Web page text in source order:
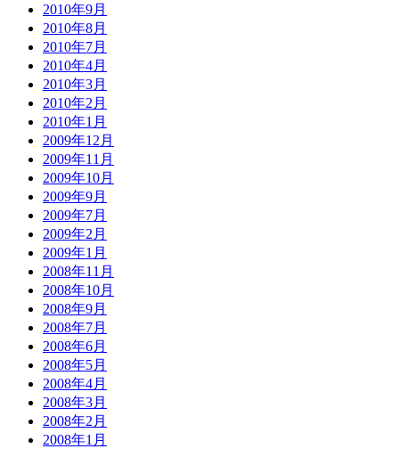
2010年9月
2010年8月
2010年7月
2010年4月
2010年3月
2010年2月
2010年1月
2009年12月
2009年11月
2009年10月
2009年9月
2009年7月
2009年2月
2009年1月
2008年11月
2008年10月
2008年9月
2008年7月
2008年6月
2008年5月
2008年4月
2008年3月
2008年2月
2008年1月